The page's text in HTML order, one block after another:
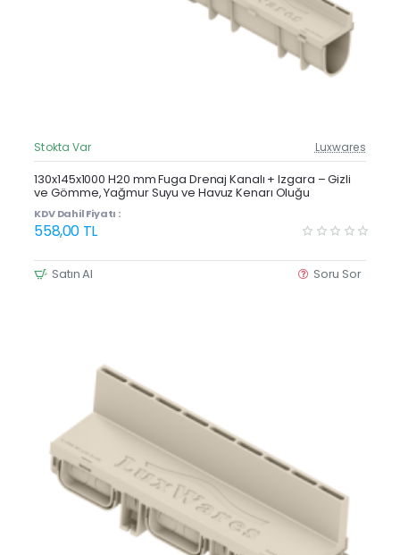
Güncel Fiyat
Yeni Ürün
Stokta Var Luxwares
130x145x1000 H20 mm Fuga Drenaj Kanalı + Izgara – Gizli
ve Gömme, Yağmur Suyu ve Havuz Kenarı Oluğu
KDV Dahil Fiyatı :
558,00 TL
Satın Al Soru Sor